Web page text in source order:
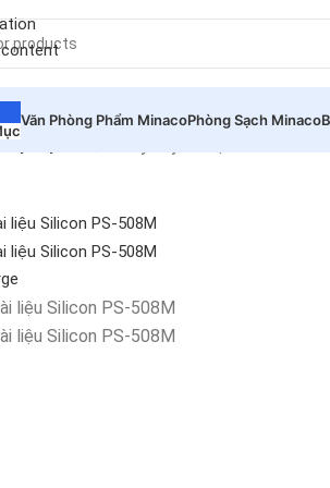
Văn Phòng Phẩm MinacoPhòng Sạch Minaco
hủy tài liệu